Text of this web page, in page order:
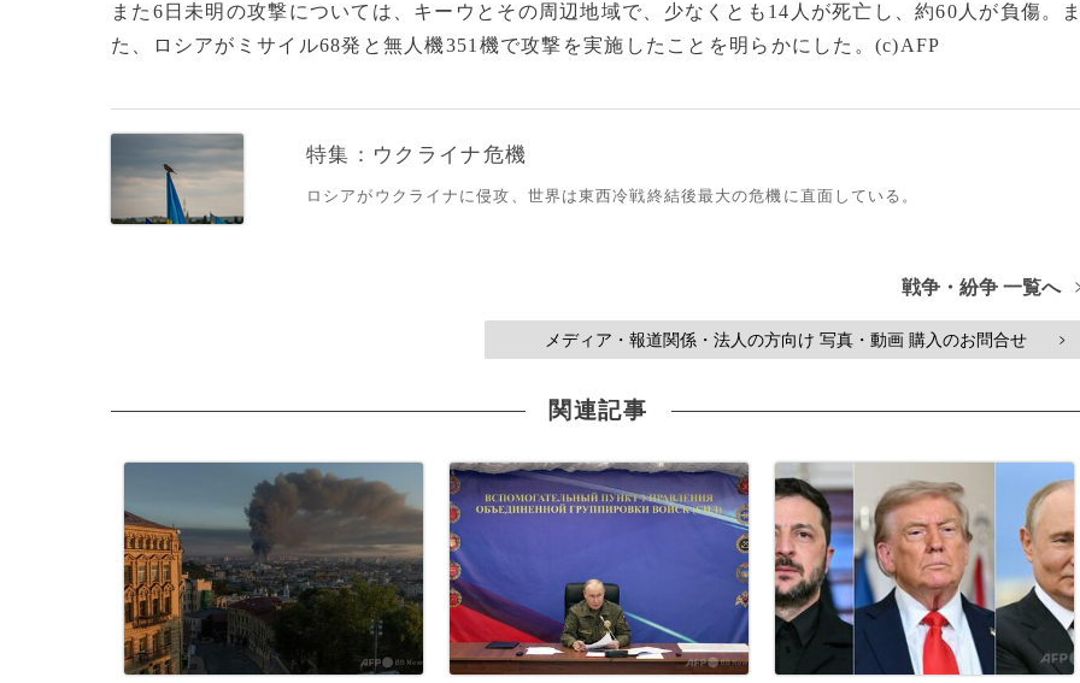
また6日未明の攻撃については、キーウとその周辺地域で、少なくとも14人が死亡し、約60人が負傷。
た、ロシアがミサイル68発と無人機351機で攻撃を実施したことを明らかにした。(c)AFP
特集：ウクライナ危機
ロシアがウクライナに侵攻、世界は東西冷戦終結後最大の危機に直面している。
戦争・紛争 一覧へ
メディア・報道関係・法人の方向け 写真・動画 購入のお問合せ >
関連記事